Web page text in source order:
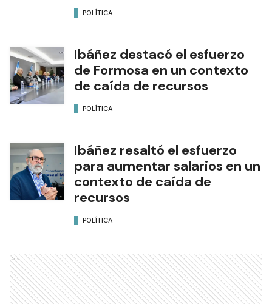
POLÍTICA
Ibáñez destacó el esfuerzo
de Formosa en un contexto
de caída de recursos
POLÍTICA
Ibáñez resaltó el esfuerzo
para aumentar salarios en un
contexto de caída de
recursos
POLÍTICA
Ads